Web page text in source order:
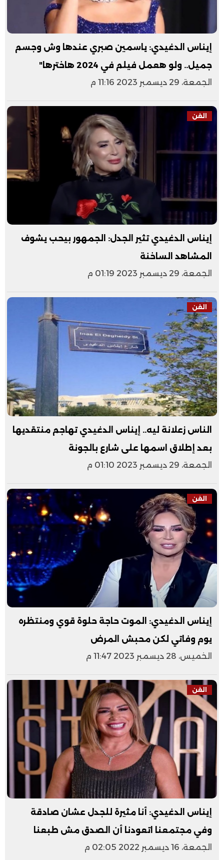
إيناس الدغيدي: ياسمين صبري عندها وش وجسم
جميل.. ولو هعمل فيلم في 2024 هاخترها"
الجمعة، 29 ديسمبر 2023 11:16 م
الفن
إيناس الدغيدي تثير الجدل: الجمهور بيحب يشوف
المشاهد الساخنة
الجمعة، 29 ديسمبر 2023 01:19 م
الفن
الناس زعلانة ليه.. إيناس الدغيدي تهاجم منتقديها
بعد إطلاق اسمها على شارع بالجونة
الجمعة، 29 ديسمبر 2023 01:10 م
الفن
إيناس الدغيدي: الموت حاجة حلوة قوي ومنتظره
يوم وفاتي لكن محبش المرض
الخميس، 28 ديسمبر 2023 11:47 م
الفن
إيناس الدغيدي: أنا مثيرة للجدل عشان صادقة
وفي مجتمعنا اتعودنا أن الصدق مش طبعنا
الجمعة، 16 ديسمبر 2022 02:05 م